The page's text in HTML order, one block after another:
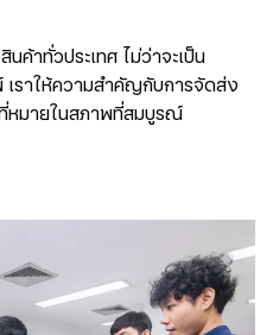
ค้าทั่วประเทศ ไม่ว่าจะเป็น
ราให้ความสำคัญกับการจัดส่ง
หมายในสภาพที่สมบูรณ์